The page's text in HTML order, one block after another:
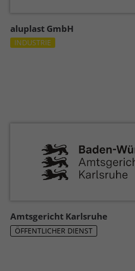
aluplast GmbH
INDUSTRIE
Amtsgericht Karlsruhe
ÖFFENTLICHER DIENST